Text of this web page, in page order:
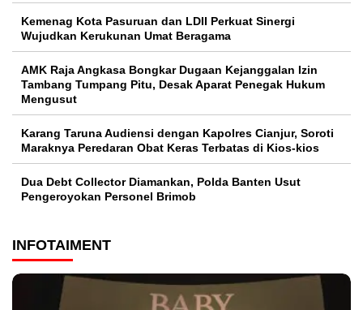
Kemenag Kota Pasuruan dan LDII Perkuat Sinergi
Wujudkan Kerukunan Umat Beragama
AMK Raja Angkasa Bongkar Dugaan Kejanggalan Izin
Tambang Tumpang Pitu, Desak Aparat Penegak Hukum
Mengusut
Karang Taruna Audiensi dengan Kapolres Cianjur, Soroti
Maraknya Peredaran Obat Keras Terbatas di Kios-kios
Dua Debt Collector Diamankan, Polda Banten Usut
Pengeroyokan Personel Brimob
INFOTAIMENT